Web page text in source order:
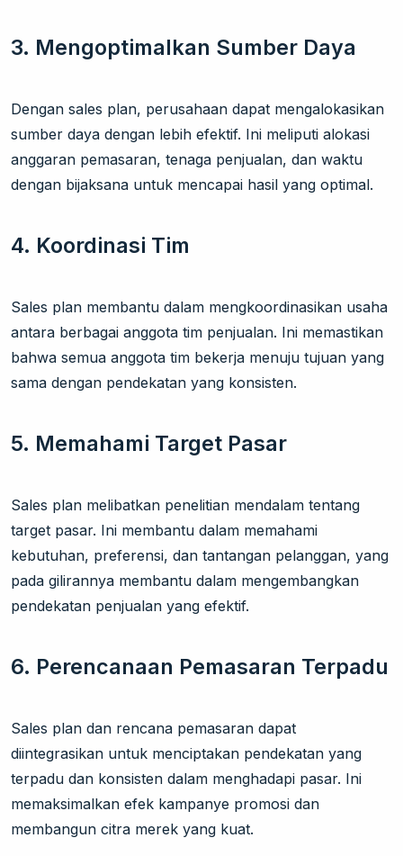
3. Mengoptimalkan Sumber Daya
Dengan sales plan, perusahaan dapat mengalokasikan
sumber daya dengan lebih efektif. Ini meliputi alokasi
anggaran pemasaran, tenaga penjualan, dan waktu
dengan bijaksana untuk mencapai hasil yang optimal.
4. Koordinasi Tim
Sales plan membantu dalam mengkoordinasikan usaha
antara berbagai anggota tim penjualan. Ini memastikan
bahwa semua anggota tim bekerja menuju tujuan yang
sama dengan pendekatan yang konsisten.
5. Memahami Target Pasar
Sales plan melibatkan penelitian mendalam tentang
target pasar. Ini membantu dalam memahami
kebutuhan, preferensi, dan tantangan pelanggan, yang
pada gilirannya membantu dalam mengembangkan
pendekatan penjualan yang efektif.
6. Perencanaan Pemasaran Terpadu
Sales plan dan rencana pemasaran dapat
diintegrasikan untuk menciptakan pendekatan yang
terpadu dan konsisten dalam menghadapi pasar. Ini
memaksimalkan efek kampanye promosi dan
membangun citra merek yang kuat.